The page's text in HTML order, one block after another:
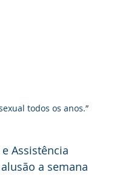
todos os anos.”
Assistência
a semana